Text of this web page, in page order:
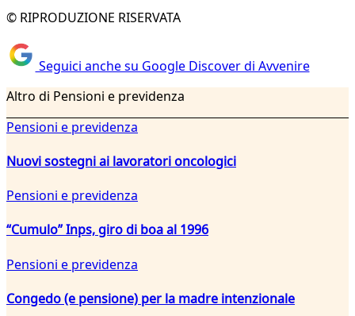
© RIPRODUZIONE RISERVATA
Seguici anche su Google Discover di Avvenire
Altro di Pensioni e previdenza
Pensioni e previdenza
Nuovi sostegni ai lavoratori oncologici
Pensioni e previdenza
“Cumulo” Inps, giro di boa al 1996
Pensioni e previdenza
Congedo (e pensione) per la madre intenzionale